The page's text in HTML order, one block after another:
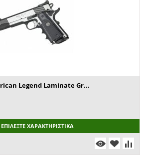
Legend Laminate Gr...
ΕΠΙΛΕΞΤΕ ΧΑΡΑΚΤΗΡΙΣΤΙΚΑ